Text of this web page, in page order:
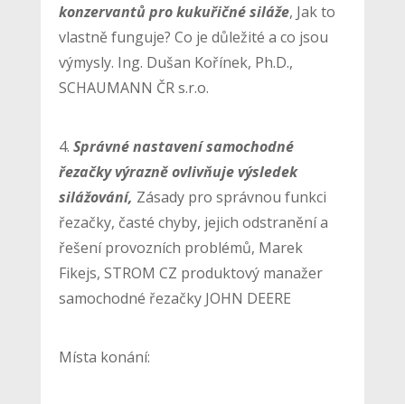
konzervantů pro kukuřičné siláže, Jak to
vlastně funguje? Co je důležité a co jsou
výmysly. Ing. Dušan Kořínek, Ph.D.,
SCHAUMANN ČR s.r.o.
4. Správné nastavení samochodné
řezačky výrazně ovlivňuje výsledek
silážování, Zásady pro správnou funkci
řezačky, časté chyby, jejich odstranění a
řešení provozních problémů, Marek
Fikejs, STROM CZ produktový manažer
samochodné řezačky JOHN DEERE
Místa konání: